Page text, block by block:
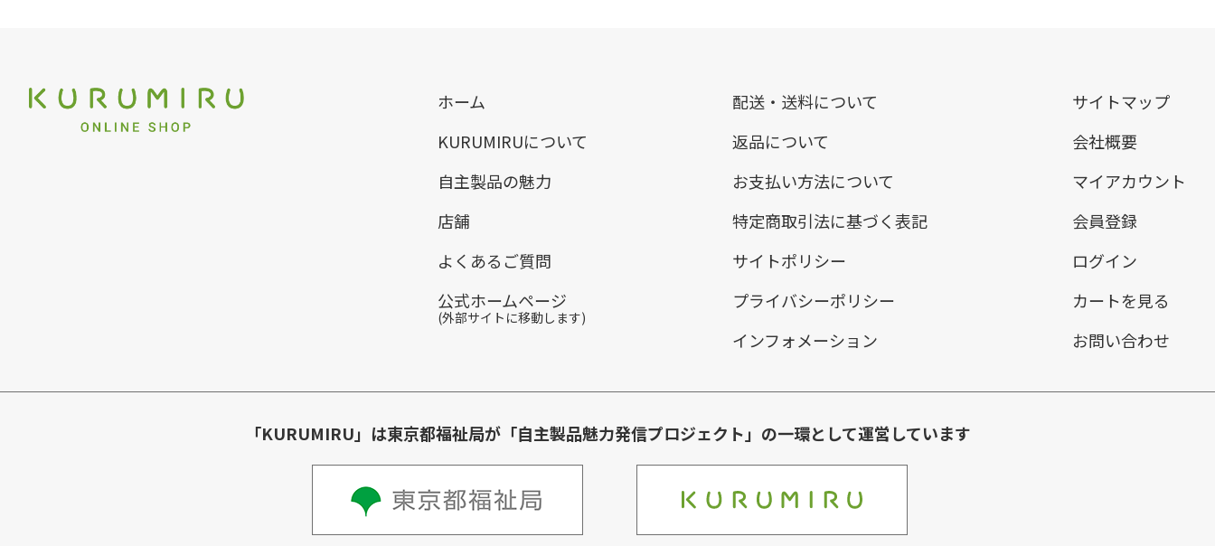
ホーム
KURUMIRUについて
自主製品の魅力
店舗
よくあるご質問
公式ホームページ
(外部サイトに移動します)
配送・送料について
返品について
お支払い方法について
特定商取引法に基づく表記
サイトポリシー
プライバシーポリシー
インフォメーション
サイトマップ
会社概要
マイアカウント
会員登録
ログイン
カートを見る
お問い合わせ
「KURUMIRU」は東京都福祉局が「自主製品魅力発信プロジェクト」の一環として運営しています